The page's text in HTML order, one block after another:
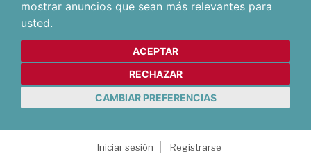
mostrar anuncios que sean más relevantes para
usted.
ACEPTAR
RECHAZAR
CAMBIAR PREFERENCIAS
Iniciar sesión
Registrarse